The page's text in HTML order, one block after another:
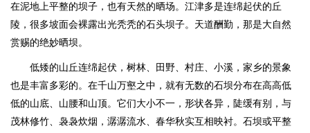
在泥地上平整的坝子，也有天然的晒场。江津多是连绵起伏的丘
陵，很多坡面会裸露出光秃秃的石头坝子。天道酬勤，那是大自然
赏赐的绝妙晒坝。
低矮的山丘连绵起伏，树林、田野、村庄、小溪，家乡的景象
也是丰富多彩的。在千山万壑之中，就有无数的石坝分布在高高低
低的山底、山腰和山顶。它们大小不一，形状各异，陡缓有别，与
茂林修竹、袅袅炊烟，潺潺流水、春华秋实互相映衬。石坝或平整